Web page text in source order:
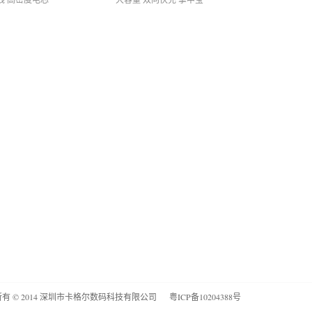
© 2014 深圳市卡格尔数码科技有限公司 粤ICP备10204388号